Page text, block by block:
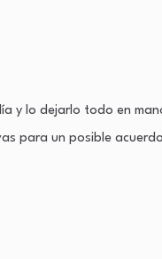
y lo dejarlo todo en
para un posible